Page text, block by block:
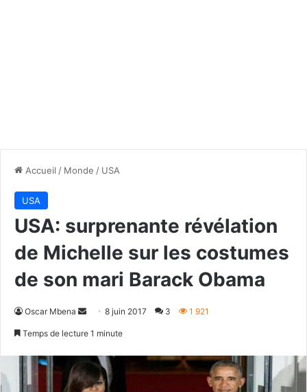
Accueil / Monde / USA
USA
USA: surprenante révélation
de Michelle sur les costumes
de son mari Barack Obama
Oscar Mbena
Envoyer8 juin 2017 3 1 921
Temps de lecture 1 minute